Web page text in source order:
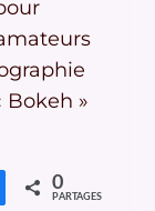
»
0
PARTAGES